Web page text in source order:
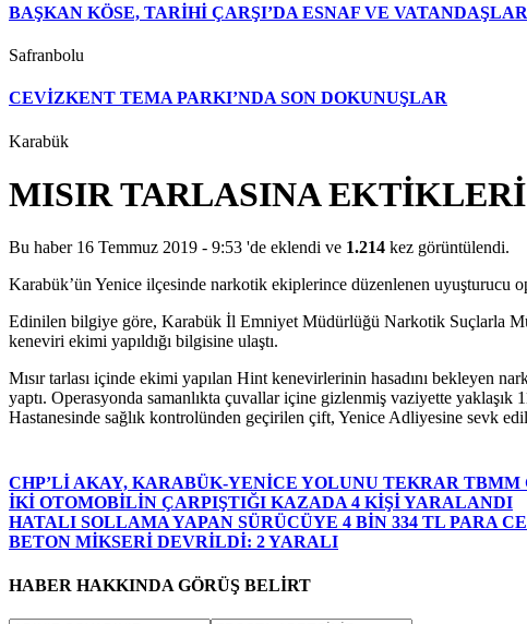
BAŞKAN KÖSE, TARİHİ ÇARŞI’DA ESNAF VE
Safranbolu
CEVİZKENT TEMA PARKI’NDA SON DOKUNUŞLAR
Karabük
MISIR TARLASINA
Bu haber 16 Temmuz 2019 - 9:53 'de eklendi ve 1.214 kez görüntülendi.
Karabük’ün Yenice ilçesinde narkotik ekiplerince düzenlenen uyuşturucu
Edinilen bilgiye göre, Karabük İl Emniyet Müdürlüğü Narkotik Suçlarla
keneviri ekimi yapıldığı bilgisine ulaştı.
Mısır tarlası içinde ekimi yapılan Hint kenevirlerinin hasadını bekleyen
yaptı. Operasyonda samanlıkta çuvallar içine gizlenmiş vaziyette
Hastanesinde sağlık kontrolünden geçirilen çift, Yenice Adliyesine sevk
CHP’Lİ AKAY, KARABÜK-YENİCE YOLUNU TEKRAR
İKİ OTOMOBİLİN ÇARPIŞTIĞI KAZADA 4 KİŞİ YARALANDI
HATALI SOLLAMA YAPAN SÜRÜCÜYE 4 BİN 334 TL PARA
BETON MİKSERİ DEVRİLDİ: 2 YARALI
HABER HAKKINDA GÖRÜŞ BELİRT